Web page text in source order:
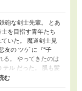
砲な剣士先輩。 とあ
を目指す青年たち
いた。 魔道剣士見
友の ツゲ に『“子
る。 やってきたのは
テル だった。 肌も髪
で、魔法陣オタ
犬耳とふわふわし